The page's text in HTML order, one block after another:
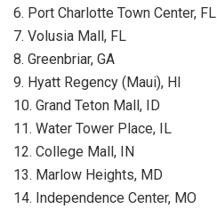
6. Port Charlotte Town Center, FL
7. Volusia Mall, FL
8. Greenbriar, GA
9. Hyatt Regency (Maui), HI
10. Grand Teton Mall, ID
11. Water Tower Place, IL
12. College Mall, IN
13. Marlow Heights, MD
14. Independence Center, MO